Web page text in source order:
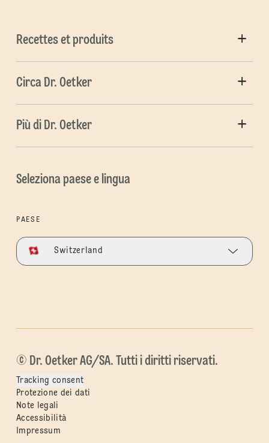
Recettes et produits
Circa Dr. Oetker
Più di Dr. Oetker
Seleziona paese e lingua
PAESE
Switzerland
© Dr. Oetker AG/SA. Tutti i diritti riservati.
Tracking consent
Protezione dei dati
Note legali
Accessibilità
Impressum